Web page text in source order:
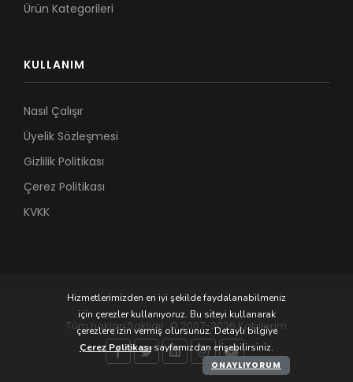
Ürün Kategorileri
KULLANIM
Nasıl Çalışır
Üyelik Sözleşmesi
Gizlilik Politikası
Çerez Politikası
KVKK
Tüm hakları Saklıdır. © 2007-2026 Kobilerim
Hizmetlerimizden en iyi şekilde faydalanabilmeniz
için çerezler kullanıyoruz. Bu siteyi kullanarak
çerezlere izin vermiş olursunuz. Detaylı bilgiye
Çerez Politikasısayfamızdan erişebilirsiniz.
ONAYLIYORUM